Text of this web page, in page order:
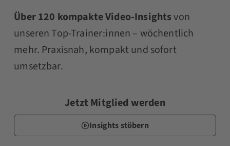
Über 120 kompakte Video-Insightsvon
unseren Top-Trainer:innen – wöchentlich
mehr. Praxisnah, kompakt und sofort
umsetzbar.
Jetzt Mitglied werden
Insights stöbern